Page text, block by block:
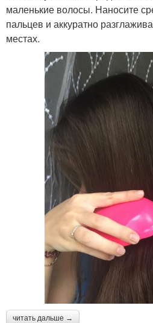
маленькие волосы. Наносите
пальцев и аккуратно
местах.
читать дальше →